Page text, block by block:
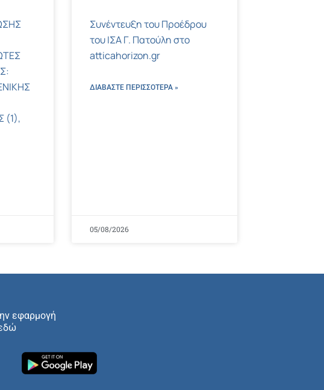
(1),
Συνέντευξη του Προέδρου
του ΙΣΑ Γ. Πατούλη στο
atticahorizon.gr
ΔΙΑΒΑΣΤΕ ΠΕΡΙΣΣΌΤΕΡΑ »
05/08/2026
εφαρμογή